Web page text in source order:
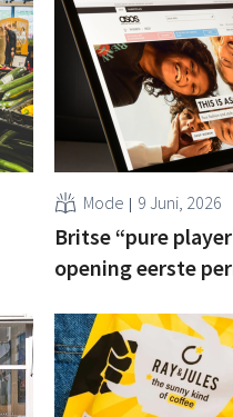
Mode 9 Juni, 2026
Britse “pure
opening eerste